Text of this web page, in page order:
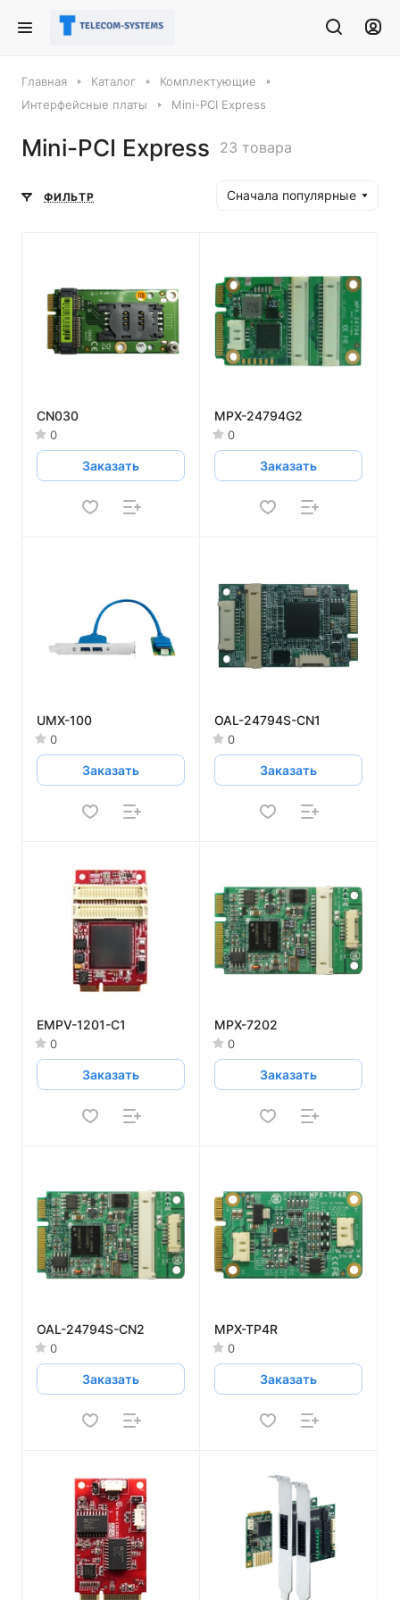
Главная Каталог
Комплектующие
Интерфейсные платы
Mini-PCI Express
Mini-PCI Express 23 товара
ФИЛЬТР Сначала популярные
CN030
0
Заказать
MPX-24794G2
0
Заказать
UMX-100
0
Заказать
OAL-24794S-CN1
0
Заказать
EMPV-1201-C1
0
Заказать
MPX-7202
0
Заказать
OAL-24794S-CN2
0
Заказать
MPX-TP4R
0
Заказать